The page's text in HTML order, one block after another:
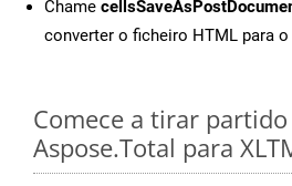
Chame
converter o ficheiro HTML para
Comece a tirar partido
Aspose.Total para